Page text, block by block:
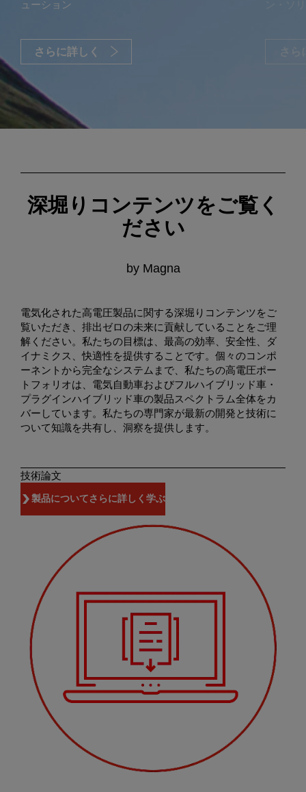
ューション
さらに詳しく
深堀りコンテンツをご覧く
ださい
by Magna
電気化された高電圧製品に関する深堀りコンテンツをご
覧いただき、排出ゼロの未来に貢献していることをご理
解ください。私たちの目標は、最高の効率、安全性、ダ
イナミクス、快適性を提供することです。個々のコンポ
ーネントから完全なシステムまで、私たちの高電圧ポー
トフォリオは、電気自動車およびフルハイブリッド車・
プラグインハイブリッド車の製品スペクトラム全体をカ
バーしています。私たちの専門家が最新の開発と技術に
ついて知識を共有し、洞察を提供します。
技術論文
製品についてさらに詳しく学ぶ